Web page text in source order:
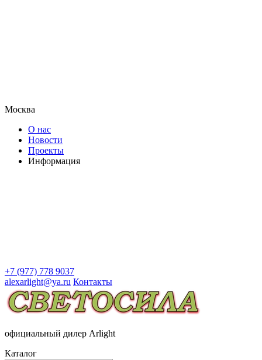
Москва
О нас
Новости
Проекты
Информация
+7 (977) 778 9037
alexarlight@ya.ru Контакты
официальный дилер Arlight
Каталог